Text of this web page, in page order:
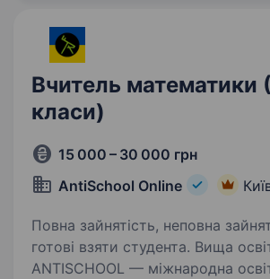
Вчитель математики
класи)
15 000 – 30 000 грн
AntiSchool Online
Повна зайнятість, неповна
готові взяти студента. Вища
ANTISCHOOL — міжнародна